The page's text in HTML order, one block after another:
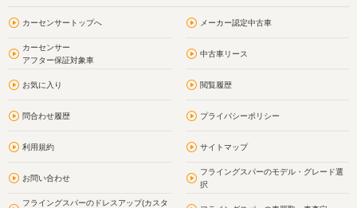
カーセンサートップへ メーカー認定中古車
カーセンサー
アフター保証対象車
中古車リース
お気に入り 閲覧履歴
問合わせ履歴 プライバシーポリシー
利用規約 サイトマップ
お問い合わせ
フライングスパーのモデル・グレード選
択
フライングスパーのドレスアップ(カスタ